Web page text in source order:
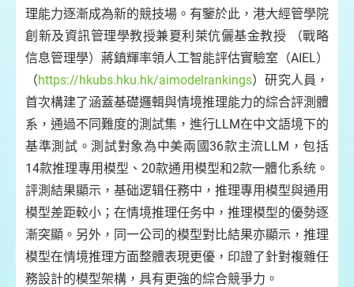
理能力逐漸成為新的競技場。有鑒於此，港大經管學院
創新及資訊管理學教授兼夏利萊伉儷基金教授 （戰略
信息管理學）蔣鎮輝率領人工智能評估實驗室（AIEL）
（https://hkubs.hku.hk/aimodelrankings）研究人員，
首次構建了涵蓋基礎邏輯與情境推理能力的綜合評測體
系，通過不同難度的測試集，進行LLM在中文語境下的
基準測試。測試對象為中美兩國36款主流LLM，包括
14款推理專用模型、20款通用模型和2款一體化系统。
評測結果顯示，基础逻辑任務中，推理專用模型與通用
模型差距較小；在情境推理任务中，推理模型的優勢逐
漸突顯。另外，同一公司的模型對比結果亦顯示，推理
模型在情境推理方面整體表現更優，印證了針對複雜任
務設計的模型架構，具有更強的綜合競爭力。